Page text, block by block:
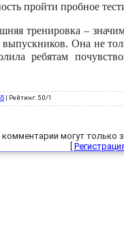
пройти пробное
тренировка –
выпускников. Она не
ребятам
| Рейтинг:5.0/1
могут только